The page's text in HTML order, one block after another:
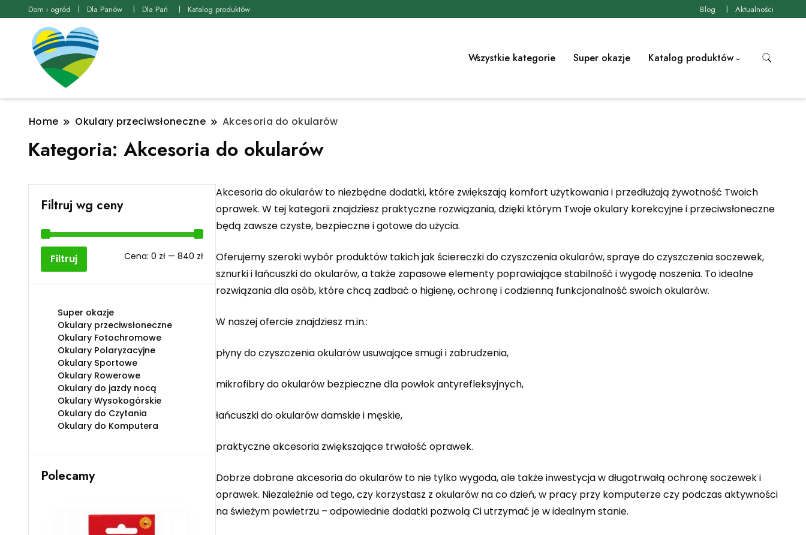
Dom i ogród Dla Panów Dla Pań Katalog produktów Blog Aktualności
Wszystkie kategorie Super okazje Katalog produktów
Home Okulary przeciwsłoneczne Akcesoria do okularów
Kategoria: Akcesoria do okularów
Akcesoria do okularów to niezbędne dodatki, które zwiększają komfort użytkowania i przedłużają żywotność Twoich
oprawek. W tej kategorii znajdziesz praktyczne rozwiązania, dzięki którym Twoje okulary korekcyjne i przeciwsłoneczne
będą zawsze czyste, bezpieczne i gotowe do użycia.
Oferujemy szeroki wybór produktów takich jak ściereczki do czyszczenia okularów, spraye do czyszczenia soczewek,
sznurki i łańcuszki do okularów, a także zapasowe elementy poprawiające stabilność i wygodę noszenia. To idealne
rozwiązania dla osób, które chcą zadbać o higienę, ochronę i codzienną funkcjonalność swoich okularów.
W naszej ofercie znajdziesz m.in.:
płyny do czyszczenia okularów usuwające smugi i zabrudzenia,
mikrofibry do okularów bezpieczne dla powłok antyrefleksyjnych,
łańcuszki do okularów damskie i męskie,
praktyczne akcesoria zwiększające trwałość oprawek.
Dobrze dobrane akcesoria do okularów to nie tylko wygoda, ale także inwestycja w długotrwałą ochronę soczewek i
oprawek. Niezależnie od tego, czy korzystasz z okularów na co dzień, w pracy przy komputerze czy podczas aktywności
na świeżym powietrzu – odpowiednie dodatki pozwolą Ci utrzymać je w idealnym stanie.
Filtruj wg ceny
Cena
min
Cena
max
Filtruj Cena: 0 zł— 840 zł
Super okazje
Okulary przeciwsłoneczne
Okulary Fotochromowe
Okulary Polaryzacyjne
Okulary Sportowe
Okulary Rowerowe
Okulary do jazdy nocą
Okulary Wysokogórskie
Okulary do Czytania
Okulary do Komputera
Polecamy